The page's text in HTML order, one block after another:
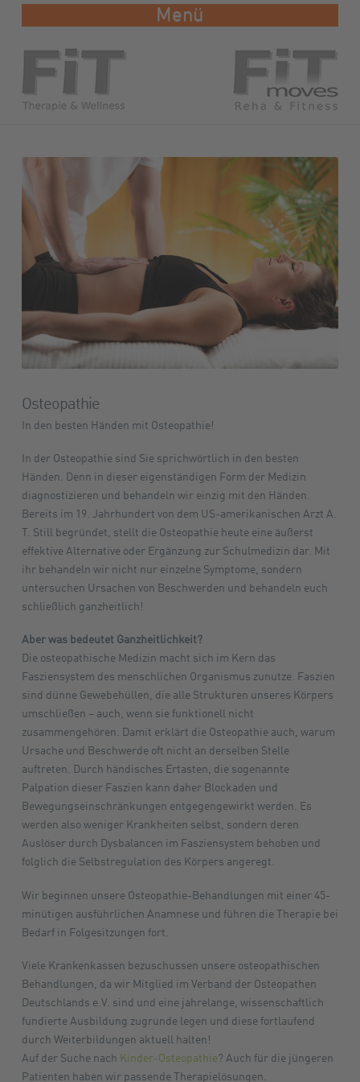
FiT Kids!
Info & Preise
Osteopathie
In den besten Händen mit Osteopathie!
In der Osteopathie sind Sie sprichwörtlich in den besten
Händen. Denn in dieser eigenständigen Form der Medizin
diagnostizieren und behandeln wir einzig mit den Händen.
Bereits im 19. Jahrhundert von dem US-amerikanischen Arzt A.
T. Still begründet, stellt die Osteopathie heute eine äußerst
effektive Alternative oder Ergänzung zur Schulmedizin dar. Mit
ihr behandeln wir nicht nur einzelne Symptome, sondern
untersuchen Ursachen von Beschwerden und behandeln euch
schließlich ganzheitlich!
Aber was bedeutet Ganzheitlichkeit?
Die osteopathische Medizin macht sich im Kern das
Fasziensystem des menschlichen Organismus zunutze. Faszien
sind dünne Gewebehüllen, die alle Strukturen unseres Körpers
umschließen – auch, wenn sie funktionell nicht
zusammengehören. Damit erklärt die Osteopathie auch, warum
Ursache und Beschwerde oft nicht an derselben Stelle
auftreten. Durch händisches Ertasten, die sogenannte
Palpation dieser Faszien kann daher Blockaden und
Bewegungseinschränkungen entgegengewirkt werden. Es
werden also weniger Krankheiten selbst, sondern deren
Auslöser durch Dysbalancen im Fasziensystem behoben und
folglich die Selbstregulation des Körpers angeregt.
Wir beginnen unsere Osteopathie-Behandlungen mit einer 45-
minütigen ausführlichen Anamnese und führen die Therapie bei
Bedarf in Folgesitzungen fort.
Viele Krankenkassen bezuschussen unsere osteopathischen
Behandlungen, da wir Mitglied im Verband der Osteopathen
Deutschlands e.V. sind und eine jahrelange, wissenschaftlich
fundierte Ausbildung zugrunde legen und diese fortlaufend
durch Weiterbildungen aktuell halten!
Auf der Suche nach Kinder-Osteopathie? Auch für die jüngeren
Patienten haben wir passende Therapielösungen.